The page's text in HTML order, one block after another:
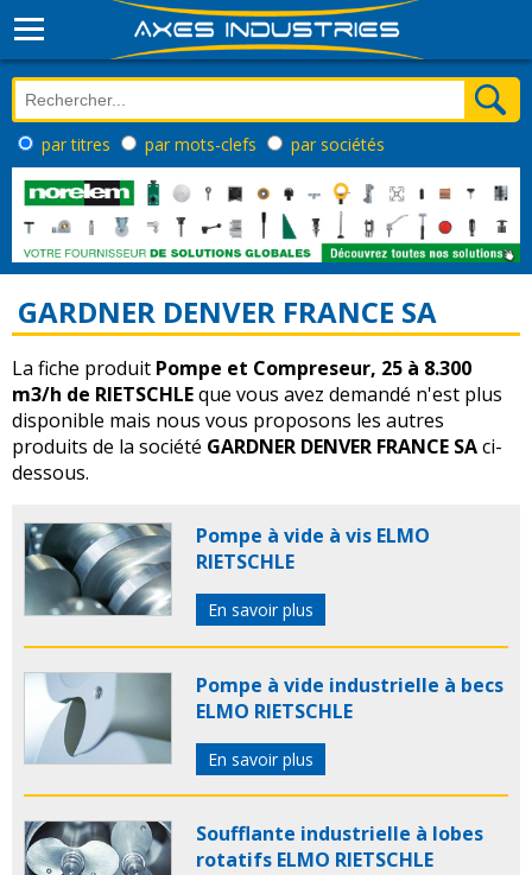
par titres par mots-clefs par sociétés
GARDNER DENVER FRANCE SA
La fiche produit Pompe et Compreseur, 25 à 8.300
m3/h de RIETSCHLEque vous avez demandé n'est plus
disponible mais nous vous proposons les autres
produits de la société GARDNER DENVER FRANCE SAci-
dessous.
Pompe à vide à vis ELMO
RIETSCHLE
En savoir plus
Pompe à vide industrielle à becs
ELMO RIETSCHLE
En savoir plus
Soufflante industrielle à lobes
rotatifs ELMO RIETSCHLE